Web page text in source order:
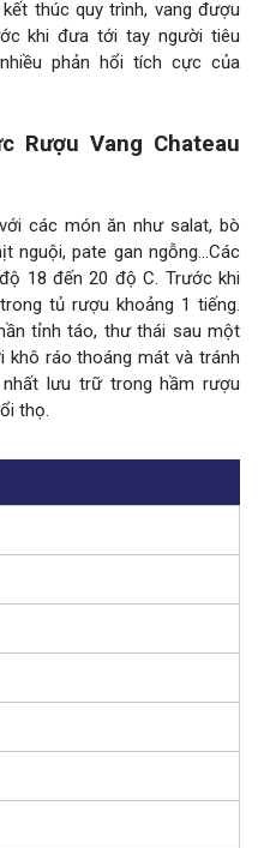
thúc quy trình, vang đượu
khi đưa tới tay người tiêu
phản hổi tích cực của
Rượu Vang Chateau
các món ăn như salat, bò
nguội, pate gan ngỗng…Các
18 đến 20 độ C. Trước khi
tủ rượu khoảng 1 tiếng.
tỉnh táo, thư thái sau một
khô ráo thoáng mát và tránh
lưu trữ trong hầm rượu
thọ.